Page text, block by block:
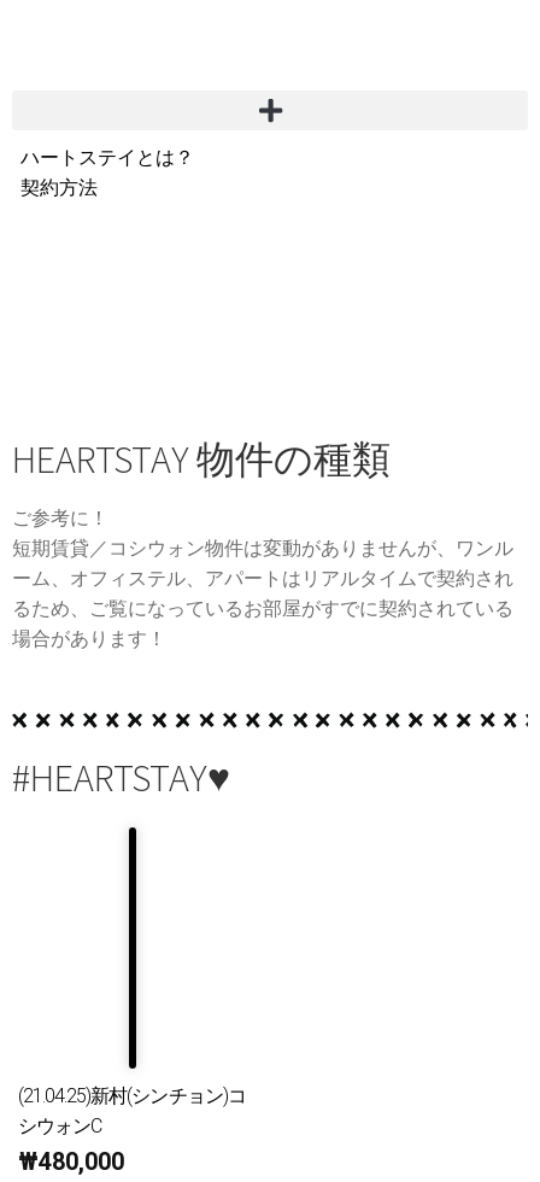
ハートステイとは？
契約方法
HEARTSTAY 物件の種類
ご参考に！
短期賃貸／コシウォン物件は変動がありませんが、ワンル
ーム、オフィステル、アパートはリアルタイムで契約され
るため、ご覧になっているお部屋がすでに契約されている
場合があります！
#HEARTSTAY♥
(21.04.25)新村(シンチョン)コ
シウォンC
₩480,000